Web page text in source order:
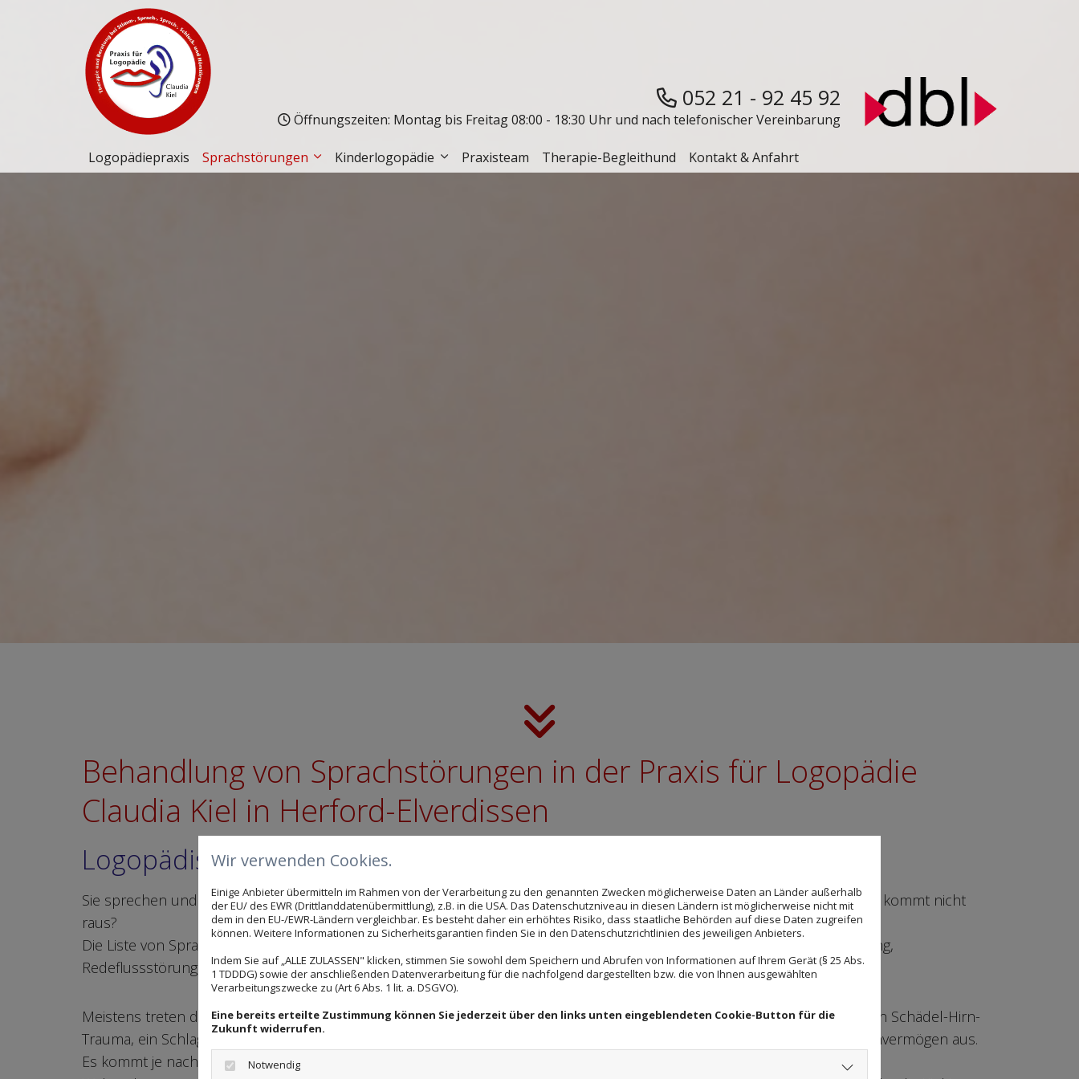
052 21 - 92 45 92
Öffnungszeiten: Montag bis Freitag 08:00 - 18:30 Uhr und nach telefonischer Vereinbarung
Logopädiepraxis Sprachstörungen Kinderlogopädie Praxisteam Therapie-Begleithund Kontakt & Anfahrt
Behandlung von Sprachstörungen in der Praxis für Logopädie
Claudia Kiel in Herford-Elverdissen
Logopädische Behandlung von Erwachsenen:
Sie sprechen undeutlich oder stottern? Es fällt Ihnen schwer Gesprächen zu folgen? Sie haben das Wort im Kopf, aber es kommt nicht
raus?
Die Liste von Sprachschwierigkeiten ist lang und lässt sich je nach Störung beliebig verlängern. Doch egal, ob Sprachstörung,
Redeflussstörung, Schluckstörungen oder Stimmstörung, die Logopädie hilft, diese Probleme zu behandeln.
Meistens treten diverse Störungsbilder bei Erwachsenen in Kombination mit einer Krankheit auf. Hirntumore, Parkinson, ein Schädel-Hirn-
Trauma, ein Schlaganfall aber auch Chorea Huntington, ALS und Multiple Sklerose wirken sich auf das Sprach- und Sprechvermögen aus.
Es kommt je nach Krankheitsbild nicht nur zu zentralen Sprachstörungen, sondern auch zu Konzentrationsstörungen,
Wir verwenden Cookies.
Einige Anbieter übermitteln im Rahmen von der Verarbeitung zu den genannten Zwecken möglicherweise Daten an Länder außerhalb
der EU/ des EWR (Drittlanddatenübermittlung), z.B. in die USA. Das Datenschutzniveau in diesen Ländern ist möglicherweise nicht mit
dem in den EU-/EWR-Ländern vergleichbar. Es besteht daher ein erhöhtes Risiko, dass staatliche Behörden auf diese Daten zugreifen
können. Weitere Informationen zu Sicherheitsgarantien finden Sie in den Datenschutzrichtlinien des jeweiligen Anbieters.
Indem Sie auf „ALLE ZULASSEN" klicken, stimmen Sie sowohl dem Speichern und Abrufen von Informationen auf Ihrem Gerät (§ 25 Abs.
1 TDDDG) sowie der anschließenden Datenverarbeitung für die nachfolgend dargestellten bzw. die von Ihnen ausgewählten
Verarbeitungszwecke zu (Art 6 Abs. 1 lit. a. DSGVO).
Eine bereits erteilte Zustimmung können Sie jederzeit über den links unten eingeblendeten Cookie-Button für die
Zukunft widerrufen.
Notwendig